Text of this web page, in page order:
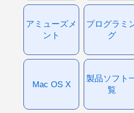
アミューズメ
ント
プログラミ
グ
Mac OS X
製品ソフト
覧